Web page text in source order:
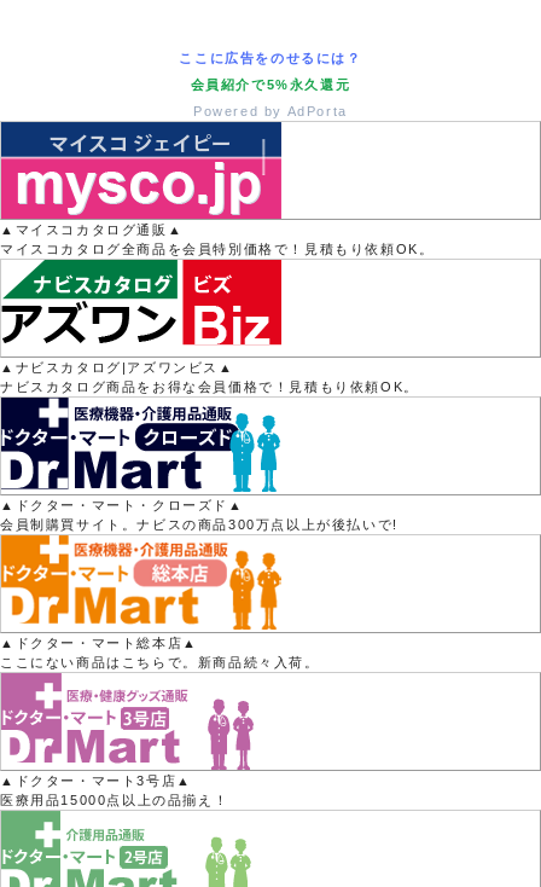
ここに広告をのせるには？
会員紹介で5%永久還元
Powered by AdPorta
▲マイスコカタログ通販▲
マイスコカタログ全商品を会員特別価格で！見積もり依頼OK。
▲ナビスカタログ|アズワンビス▲
ナビスカタログ商品をお得な会員価格で！見積もり依頼OK。
▲ドクター・マート・クローズド▲
会員制購買サイト。ナビスの商品300万点以上が後払いで!
▲ドクター・マート総本店▲
ここにない商品はこちらで。新商品続々入荷。
▲ドクター・マート3号店▲
医療用品15000点以上の品揃え！